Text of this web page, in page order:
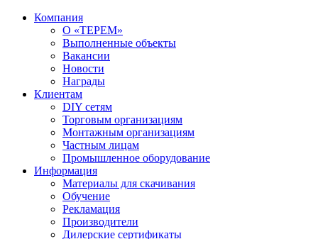
Компания
О «ТЕРЕМ»
Выполненные объекты
Вакансии
Новости
Награды
Клиентам
DIY сетям
Торговым организациям
Монтажным организациям
Частным лицам
Промышленное оборудование
Информация
Материалы для скачивания
Обучение
Рекламация
Производители
Дилерские сертификаты